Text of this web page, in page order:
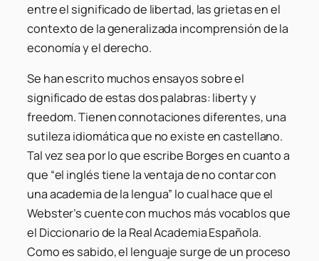
entre el significado de libertad, las grietas en el
contexto de la generalizada incomprensión de la
economía y el derecho.
Se han escrito muchos ensayos sobre el
significado de estas dos palabras: liberty y
freedom. Tienen connotaciones diferentes, una
sutileza idiomática que no existe en castellano.
Tal vez sea por lo que escribe Borges en cuanto a
que “el inglés tiene la ventaja de no contar con
una academia de la lengua” lo cual hace que el
Webster’s cuente con muchos más vocablos que
el Diccionario de la Real Academia Española.
Como es sabido, el lenguaje surge de un proceso